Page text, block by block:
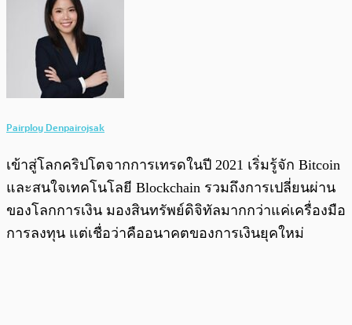
Pairploy Denpairojsak
เข้าสู่โลกคริปโตจากการเทรดในปี 2021 เริ่มรู้จัก Bitcoin
และสนใจเทคโนโลยี Blockchain รวมถึงการเปลี่ยนผ่าน
ของโลกการเงิน มองสินทรัพย์ดิจิทัลมากกว่าแค่เครื่องมือ
การลงทุน แต่เชื่อว่าคืออนาคตของการเงินยุคใหม่